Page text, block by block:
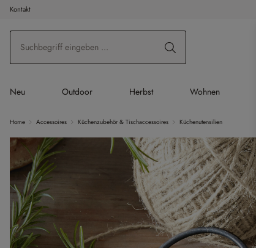
Hauptinhalt springen
Zur Suche springen
Zur Hauptnavigation springen
Kontakt
Neu Outdoor Herbst Wohnen
Home Accessoires Küchenzubehör & Tischaccessoires Küchenutensilien